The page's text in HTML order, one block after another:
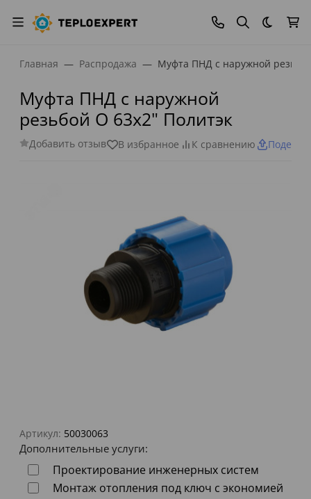
Темная
Главная Распродажа Муфта ПНД с наружной
Муфта ПНД с наружной
резьбой O 63x2" Политэк
Добавить отзыв В избранное К сравнению
Артикул: 50030063
Дополнительные услуги:
Проектирование инженерных систем
Монтаж отопления под ключ с экономией